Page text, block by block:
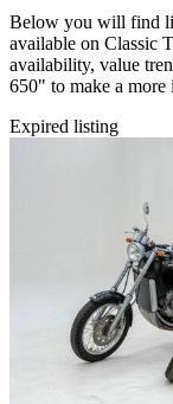
Below you will find
available on Classic
availability, value
650" to make a more
Expired listing